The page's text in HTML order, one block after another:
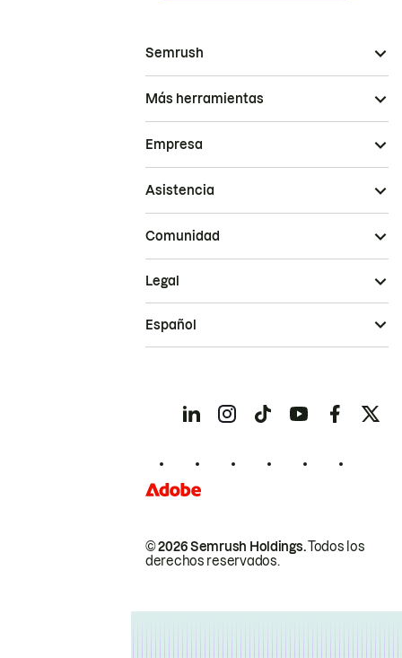
Semrush
Más herramientas
Empresa
Asistencia
Comunidad
© 2026 Semrush Holdings.Todos los
derechos reservados.
Legal
Español